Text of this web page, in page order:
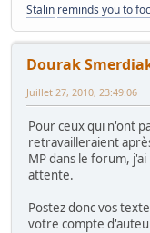
Stalin reminds you to
Dourak
Juillet 27, 2010, 23:49:06
Pour ceux qui n'ont
retravailleraient
MP dans le forum,
attente.
Postez donc vos
votre compte